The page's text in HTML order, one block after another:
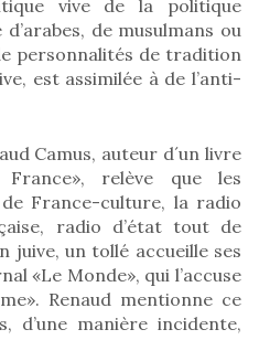
vive de la politique
de musulmans ou
personnalités de tradition
est assimilée à de l’anti-
Camus, auteur d´un livre
relève que les
France-culture, la radio
radio d’état tout de
juive, un tollé accueille ses
«Le Monde», qui l’accuse
Renaud mentionne ce
d’une manière incidente,